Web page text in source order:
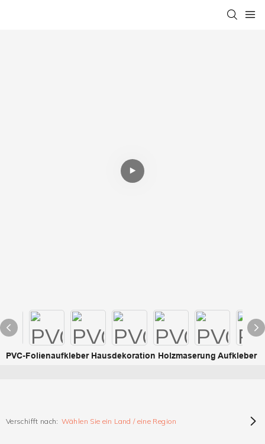
PVC-Folienaufkleber Hausdekoration Holzmaserung Aufkleber
Verschifft nach: Wählen Sie ein Land / eine Region